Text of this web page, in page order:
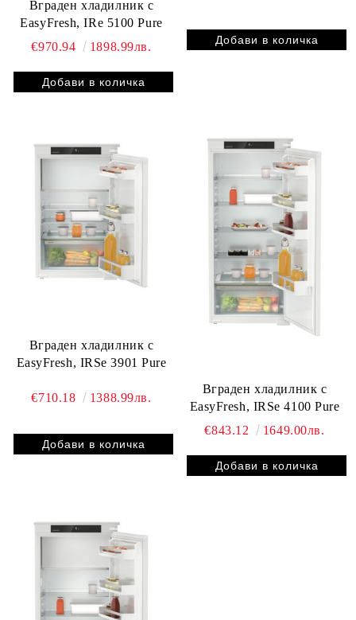
Вграден хладилник с
EasyFresh, IRe 5100 Pure
€970.94
1898.99лв.
Вграден хладилник с
EasyFresh, IRSe 3901 Pure
€710.18 1388.99лв.
Вграден хладилник с
EasyFresh, IRSe 4100 Pure
€843.12
1649.00лв.